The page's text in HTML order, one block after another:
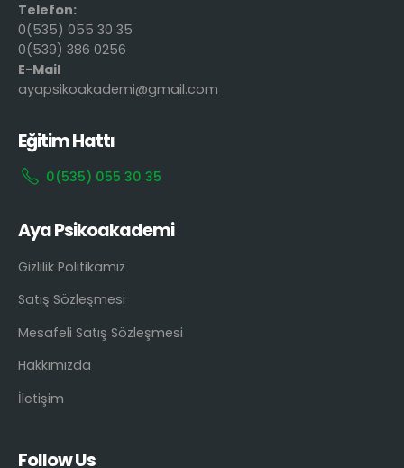
Telefon:
0(535) 055 30 35
0(539) 386 0256
E-Mail
ayapsikoakademi@gmail.com
Eğitim Hattı
0(535) 055 30 35
Aya Psikoakademi
Gizlilik Politikamız
Satış Sözleşmesi
Mesafeli Satış Sözleşmesi
Hakkımızda
İletişim
Follow Us